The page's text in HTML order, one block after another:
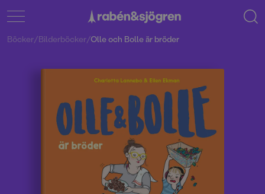
Böcker/Bilderböcker/Olle och Bolle är bröder